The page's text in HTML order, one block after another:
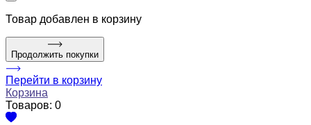
Товар добавлен в корзину
Продолжить покупки
Перейти в корзину
Корзина
Товаров: 0